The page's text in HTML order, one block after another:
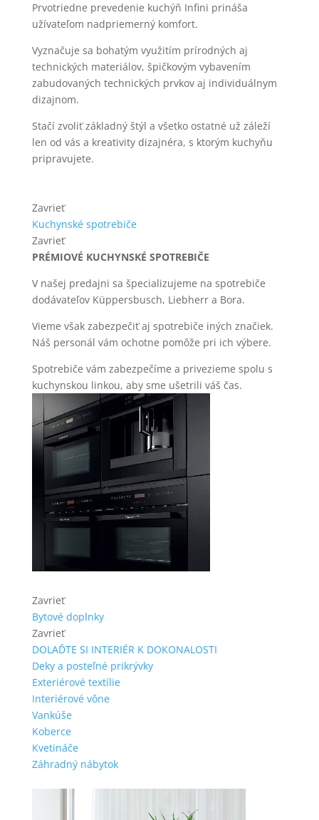
Prvotriedne prevedenie kuchýň Infini prináša
užívateľom nadpriemerný komfort.
Vyznačuje sa bohatým využitím prírodných aj
technických materiálov, špičkovým vybavením
zabudovaných technických prvkov aj individuálnym
dizajnom.
Stačí zvoliť základný štýl a všetko ostatné už záleží
len od vás a kreativity dizajnéra, s ktorým kuchyňu
pripravujete.
Zavrieť
Kuchynské spotrebiče
Zavrieť
PRÉMIOVÉ KUCHYNSKÉ SPOTREBIČE
V našej predajni sa špecializujeme na spotrebiče
dodávateľov Küppersbusch, Liebherr a Bora.
Vieme však zabezpečiť aj spotrebiče iných značiek.
Náš personál vám ochotne pomôže pri ich výbere.
Spotrebiče vám zabezpečíme a privezieme spolu s
kuchynskou linkou, aby sme ušetrili váš čas.
Zavrieť
Bytové doplnky
Zavrieť
DOLAĎTE SI INTERIÉR K DOKONALOSTI
Deky a posteľné prikrývky
Exteriérové textílie
Interiérové vône
Vankúše
Koberce
Kvetináče
Záhradný nábytok